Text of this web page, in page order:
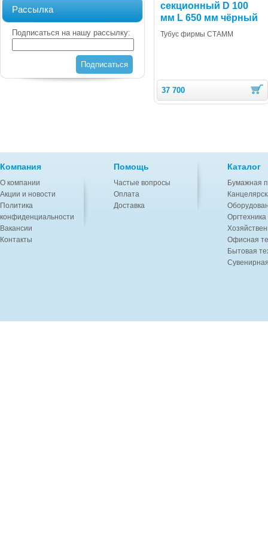
Рассылка
Подписаться на нашу рассылку:
Подписаться
секционный D 100
мм L 650 мм чёрный
Тубус фирмы СТАММ
37 700
Компания
О компании
Акции и новости
Политика
конфиденциальности
Вакансии
Контакты
Помощь
Частые вопросы
Оплата
Доставка
Каталог
Бумажная
Офисная
Бытовая